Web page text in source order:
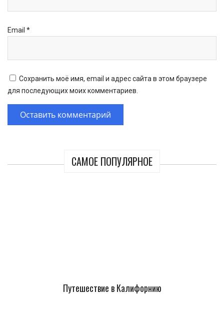
САМОЕ ПОПУЛЯРНОЕ
Путешествие в Калифорнию
Email *
Сохранить моё имя, email и адрес сайта в этом браузере
для последующих моих комментариев.